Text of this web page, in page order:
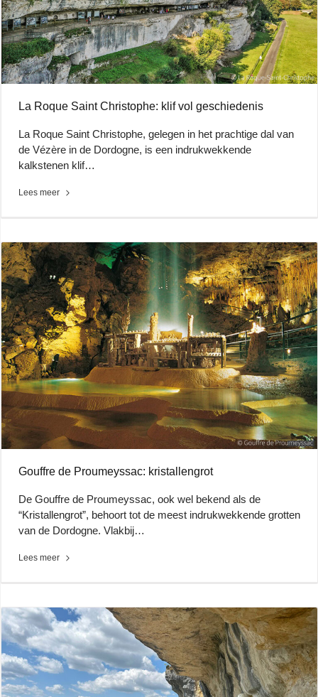
La Roque Saint Christophe: klif vol geschiedenis
La Roque Saint Christophe, gelegen in het prachtige dal van
de Vézère in de Dordogne, is een indrukwekkende
kalkstenen klif…
Lees meer
Gouffre de Proumeyssac: kristallengrot
De Gouffre de Proumeyssac, ook wel bekend als de
“Kristallengrot”, behoort tot de meest indrukwekkende grotten
van de Dordogne. Vlakbij…
Lees meer